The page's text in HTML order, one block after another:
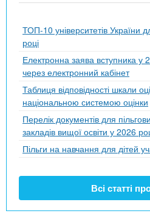
ТОП-10 університетів України
році
Електронна заява вступника у
через електронний кабінет
Таблиця відповідності шкали
національною системою оцінки
Перелік документів для
закладів вищої освіти у 2026
Пільги на навчання для дітей
Всі статті